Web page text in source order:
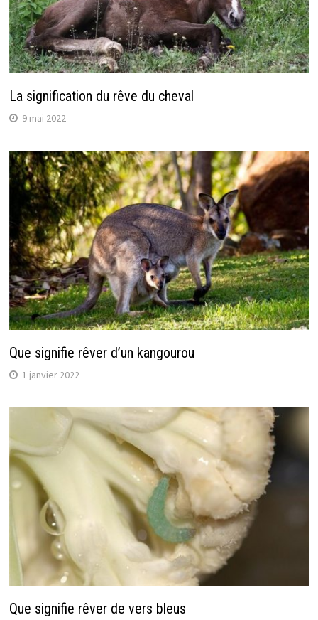
La signification du rêve du cheval
9 mai 2022
Que signifie rêver d’un kangourou
1 janvier 2022
Que signifie rêver de vers bleus